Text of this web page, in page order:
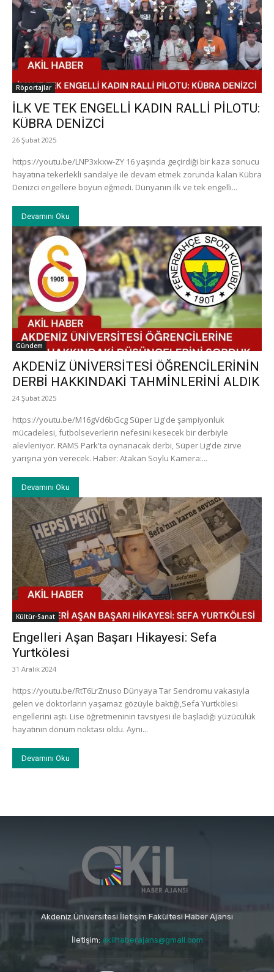
Röportajlar
İLK VE TEK ENGELLİ KADIN RALLİ PİLOTU:
KÜBRA DENİZCİ
26 Şubat 2025
https://youtu.be/LNP3xkxw-ZY 16 yaşında geçirdiği bir kaza sonucu
hayatına tekerlekli sandalye ile devam etmek zorunda kalan Kübra
Denizci engellere boyun eğmedi. Dünyanın ilk ve tek engelli...
Devamını Oku
Gündem
AKDENİZ ÜNİVERSİTESİ ÖĞRENCİLERİNİN
DERBİ HAKKINDAKİ TAHMİNLERİNİ ALDIK
24 Şubat 2025
https://youtu.be/M16gVd6bGcg Süper Lig'de şampiyonluk
mücadelesi, futbolseverlerin nefesini kesecek bir derbiyle
alevleniyor. RAMS Park'ta oynanacak derbi, Süper Lig'de zirve
yarışına yön verecek. Haber: Atakan Soylu Kamera:...
Devamını Oku
Kültür-Sanat
Engelleri Aşan Başarı Hikayesi: Sefa
Yurtkölesi
31 Aralık 2024
https://youtu.be/RtT6LrZnuso Dünyaya Tar Sendromu vakasıyla
gelen ve doktorların yaşamaz gözüyle baktığı,Sefa Yurtkölesi
engellerini aştı. Lise öğretmeninin tavsiyesi ile başladığı yüzücülük
hayatının dönüm noktası oldu. Aynı...
Devamını Oku
Akdeniz Üniversitesi İletişim Fakültesi Haber Ajansı
İletişim: akilhaberajans@gmail.com